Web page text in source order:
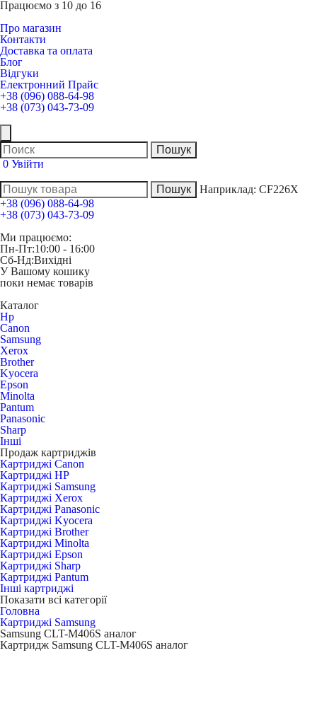
Працюємо з 10 до 16
Про магазин
Контакти
Доставка та оплата
Блог
Відгуки
Електронний Прайс
+38 (096) 088-64-98
+38 (073) 043-73-09
0 Увійти
Наприклад: CF226X
+38 (096) 088-64-98
+38 (073) 043-73-09
Ми працюємо:
Пн-Пт:10:00 - 16:00
Сб-Нд:Вихідні
У Вашому кошику
поки немає товарів
Каталог
Hp
Canon
Samsung
Xerox
Brother
Kyocera
Epson
Minolta
Pantum
Panasonic
Sharp
Інші
Продаж картриджів
Картриджі Canon
Картриджі HP
Картриджі Samsung
Картриджі Xerox
Картриджі Panasonic
Картриджі Kyocera
Картриджі Brother
Картриджі Minolta
Картриджі Epson
Картриджі Sharp
Картриджі Pantum
Інші картриджі
Показати всі категорії
Головна
Картриджі Samsung
Samsung CLT-M406S аналог
Картридж Samsung CLT-M406S аналог